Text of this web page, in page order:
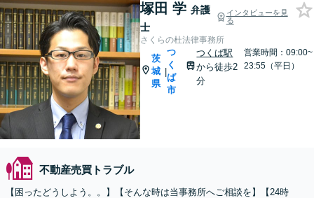
塚田 学 弁護
士
インタビューを見
る
さくらの杜法律事務所
茨
城
県
|
つ
く
ば
市
つくば駅
から徒歩2
分
営業時間：09:00~
23:55（平日）
不動産売買トラブル
【困ったどうしよう。。】【そんな時は当事務所へご相談を】【24時